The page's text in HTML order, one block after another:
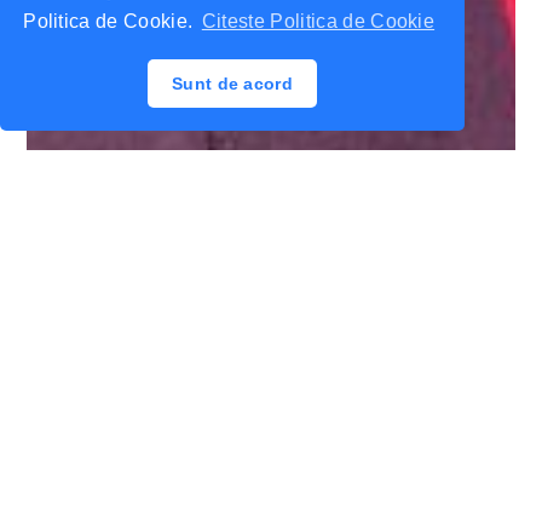
Politica de Cookie. Citeste Politica de Cookie
Sunt de acord